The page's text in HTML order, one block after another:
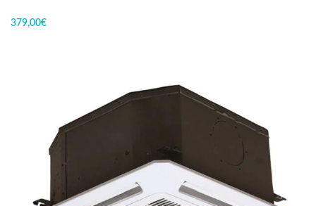
379,00€